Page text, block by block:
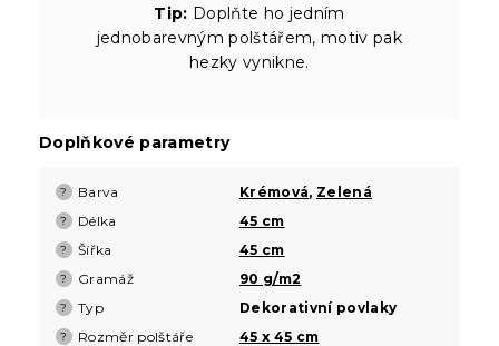
Tip: Doplňte ho jedním
jednobarevným polštářem, motiv pak
hezky vynikne.
Doplňkové parametry
? Barva Krémová, Zelená
? Délka 45 cm
? Šířka 45 cm
? Gramáž 90 g/m2
? Typ Dekorativní povlaky
? Rozměr polštáře
45 x 45 cm